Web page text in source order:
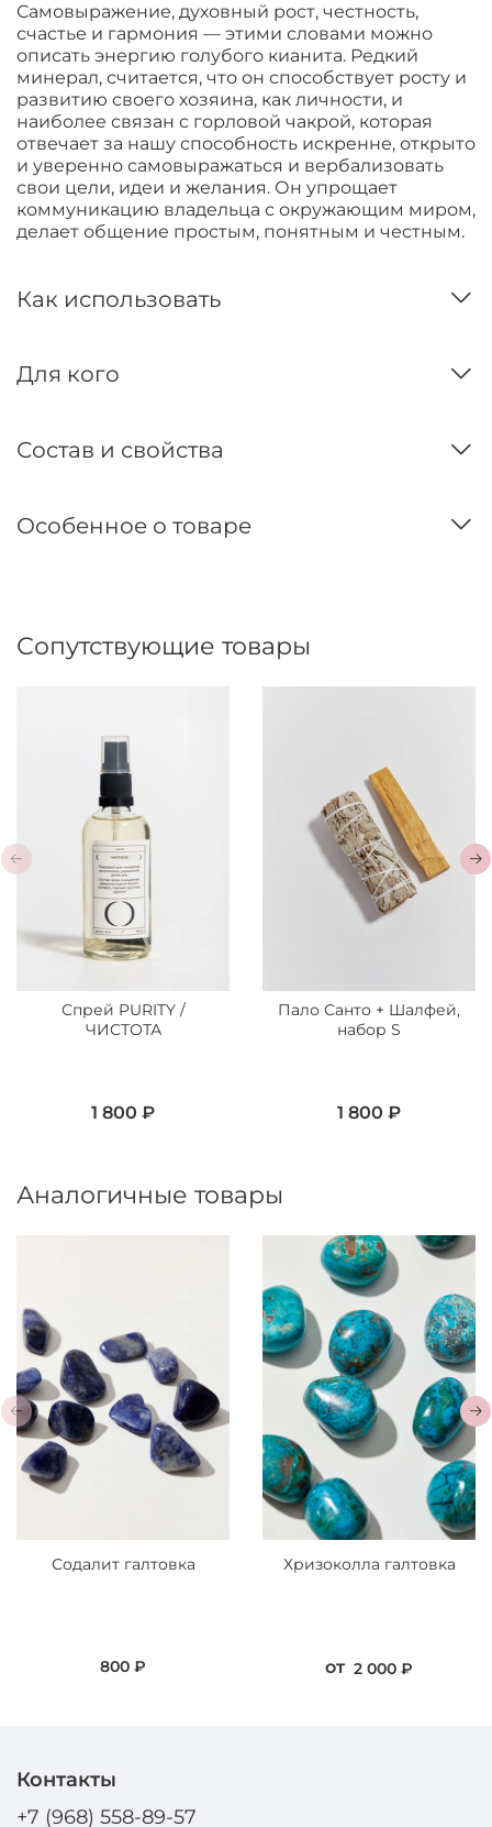
Самовыражение, духовный рост, честность,
счастье и гармония — этими словами можно
описать энергию голубого кианита. Редкий
минерал, считается, что он способствует росту и
развитию своего хозяина, как личности, и
наиболее связан с горловой чакрой, которая
отвечает за нашу способность искренне, открыто
и уверенно самовыражаться и вербализовать
свои цели, идеи и желания. Он упрощает
коммуникацию владельца с окружающим миром,
делает общение простым, понятным и честным.
Как использовать
Для кого
Состав и свойства
Особенное о товаре
Сопутствующие товары
Спрей PURITY /
ЧИСТОТА
1 800 ₽
Пало Санто + Шалфей,
набор S
1 800 ₽
Аналогичные товары
Содалит галтовка
800 ₽
Хризоколла галтовка
от 2 000 ₽
Контакты
+7 (968) 558-89-57